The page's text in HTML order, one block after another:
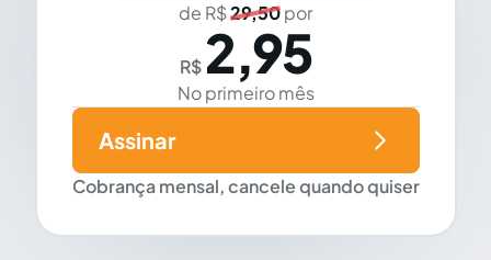
de R$29,50por
R$ 2,95
No primeiro mês
Cobrança mensal, cancele quando quiser
Assinar